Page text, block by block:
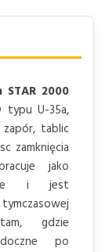
2000
typu U-35a,
tablic
zamknięcia
jako
i jest
gdzie
po